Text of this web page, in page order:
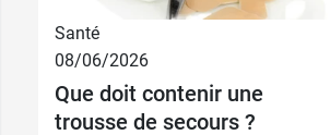
Santé
08/06/2026
Que doit contenir une
trousse de secours ?